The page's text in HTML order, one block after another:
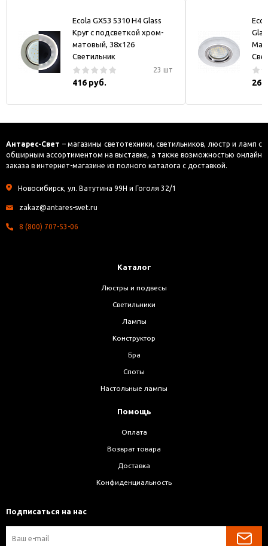
Ecola GX53 5310 H4 Glass
Круг с подсветкой хром-
матовый, 38x126
Светильник
23 шт
416 руб.
Антарес-Свет – магазины светотехники, светильников, люстр и ламп с
обширным ассортиментом на выставке, а также возможностью онлайн
заказа в интернет-магазине из полного каталога с доставкой.
Новосибирск, ул. Ватутина 99Н и Гоголя 32/1
zakaz@antares-svet.ru
8 (800) 707-53-06
Каталог
Люстры и подвесы
Светильники
Лампы
Конструктор
Бра
Споты
Настольные лампы
Помощь
Оплата
Возврат товара
Доставка
Конфиденциальность
Подписаться на нас